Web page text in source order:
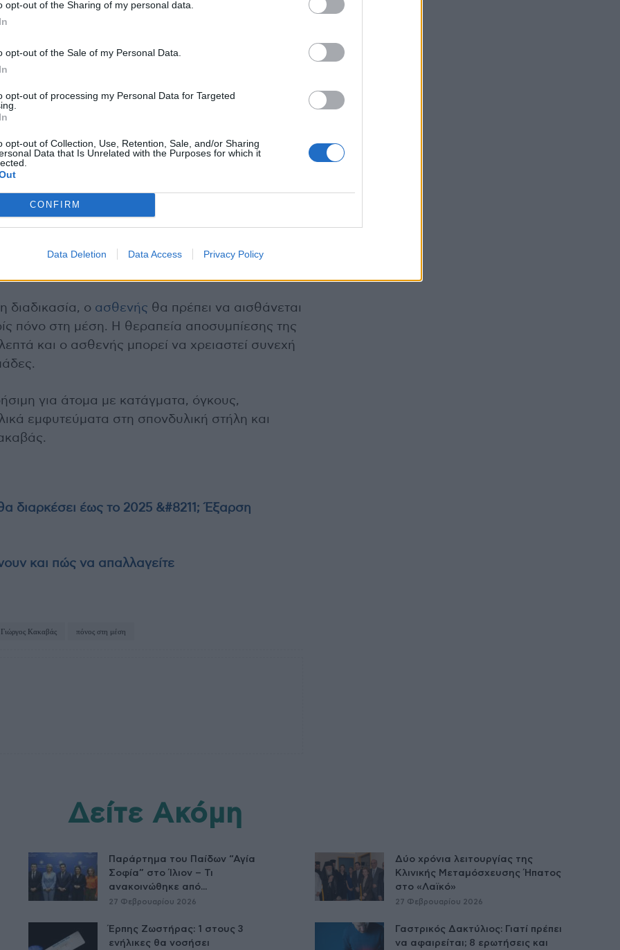
opt-out of the Sharing of my personal data.
opt-out of the Sale of my Personal Data.
opt-out of processing my Personal Data for Targeted
opt-out of Collection, Use, Retention, Sale, and/or Sharing
Data that Is Unrelated with the Purposes for which it
CONFIRM
Data Deletion Data Access Privacy Policy
σπονδυλικές αρθρώσεις)
νεύρου
στήλης τη θεραπεία αποσυμπίεσης;
της σπονδυλικής στήλης, οι ασθενείς
προς τα επάνω ή προς τα κάτω σε ένα
κάτω μέρος.
από τους γοφούς του ατόμου με ένα άλλο
πάνω μέρος του τραπεζιού παραμένει σε
οποίο είναι συνδεδεμένος ο ασθενής,
τη συγκεκριμένη έλξη και χαλάρωση που
αρνητική πίεση στο μεσοσπονδύλιο δίσκο
και ριζίτιδας.
διαδικασία, ο ασθενής θα πρέπει να αισθάνεται
πόνο στη μέση. Η θεραπεία αποσυμπίεσης της
και ο ασθενής μπορεί να χρειαστεί συνεχή
για άτομα με κατάγματα, όγκους,
εμφυτεύματα στη σπονδυλική στήλη και
διαρκέσει έως το 2025 &#8211; Έξαρση
και πώς να απαλλαγείτε
Γιώργος Κακαβάς πόνος στη μέση
Δείτε Ακόμη
Παράρτημα του Παίδων “Αγία
Σοφία” στο Ίλιον – Τι
ανακοινώθηκε από...
27 Φεβρουαρίου 2026
Δύο χρόνια λειτουργίας της
Κλινικής Μεταμόσχευσης Ήπατος
στο «Λαϊκό»
27 Φεβρουαρίου 2026
Έρπης Ζωστήρας: 1 στους 3
ενήλικες θα νοσήσει
Γαστρικός Δακτύλιος: Γιατί πρέπει
να αφαιρείται; 8 ερωτήσεις και